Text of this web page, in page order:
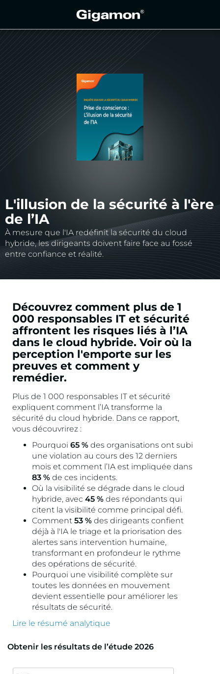
L'illusion de la sécurité à l'ère
de l’IA
À mesure que l'IA redéfinit la sécurité du cloud
hybride, les dirigeants doivent faire face au fossé
entre confiance et réalité.
Découvrez comment plus de 1
000 responsables IT et sécurité
affrontent les risques liés à l’IA
dans le cloud hybride. Voir où la
perception l'emporte sur les
preuves et comment y
remédier.
Plus de 1 000 responsables IT et sécurité
expliquent comment l’IA transforme la
sécurité du cloud hybride. Dans ce rapport,
vous découvrirez :
Pourquoi 65 % des organisations ont subi
une violation au cours des 12 derniers
mois et comment l’IA est impliquée dans
83 % de ces incidents.
Où la visibilité se dégrade dans le cloud
hybride, avec 45 % des répondants qui
citent la visibilité comme principal défi.
Comment 53 % des dirigeants confient
déjà à l'IA le triage et la priorisation des
alertes sans intervention humaine,
transformant en profondeur le rythme
des opérations de sécurité.
Pourquoi une visibilité complète sur
toutes les données en mouvement
devient essentielle pour améliorer les
résultats de sécurité.
Lire le résumé analytique
Obtenir les résultats de l’étude 2026